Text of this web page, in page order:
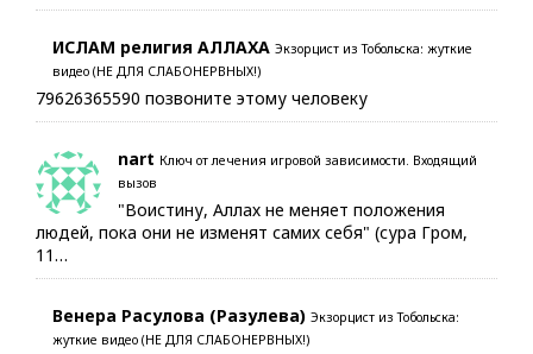
ИСЛАМ религия АЛЛАХА Экзорцист из Тобольска: жуткие
видео (НЕ ДЛЯ СЛАБОНЕРВНЫХ!)
79626365590 позвоните этому человеку
nart Ключ от лечения игровой зависимости. Входящий
вызов
"Воистину, Аллах не меняет положения
людей, пока они не изменят самих себя" (сура Гром,
11…
Венера Расулова (Разулева) Экзорцист из Тобольска:
жуткие видео (НЕ ДЛЯ СЛАБОНЕРВНЫХ!)